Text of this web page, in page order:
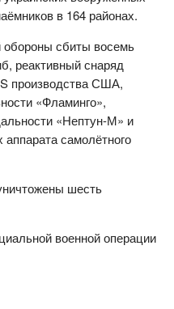
в 164 районах.
сбиты восемь
реактивный снаряд
производства США,
«Фламинго»,
«Нептун-М» и
самолётного
шесть
военной операции